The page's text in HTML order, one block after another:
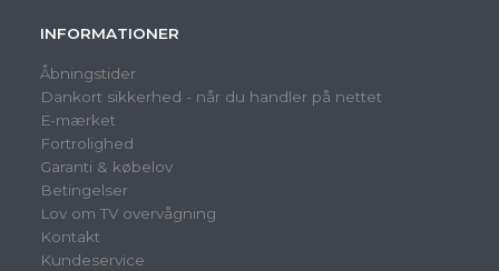
INFORMATIONER
Åbningstider
Dankort sikkerhed - når du handler på nettet
E-mærket
Fortrolighed
Garanti & købelov
Betingelser
Lov om TV overvågning
Kontakt
Kundeservice